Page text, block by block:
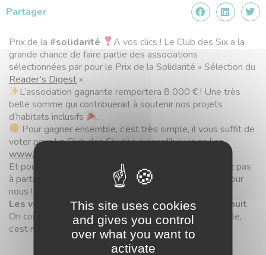
Partager
Prix de la #solidarité
A vos clics ! Le Club des Six a la
grande chance de faire partie des associations
sélectionnées par pour le Prix de la Solidarité « Sélection du
Reader’s Digest ».
L’association gagnante remportera 8 000 € ! Une très
belle somme qui contribuerait à soutenir nos projets
d’habitats inclusifs
.
Pour gagner ensemble, c’est très simple, il vous suffit de
voter pour Le Club des Six dès aujourd’hui via ce lien :
www.prixdelasolidarite.fr/
Et pour nous donner un maximum de chances, n’hésitez pas
à partager ce post et inciter votre entourage à voter pour
nous !
Les votes sont ouverts jusqu’au 30 novembre minuit.
On compte sur votre mobilisation, parce que « ensemble,
c’est mieux »
This site uses cookies
and gives you control
over what you want to
activate